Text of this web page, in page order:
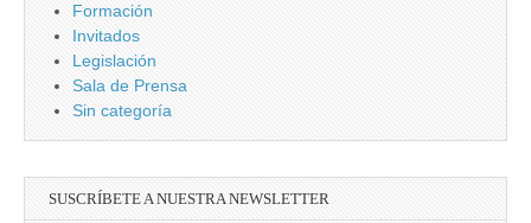
Formación
Invitados
Legislación
Sala de Prensa
Sin categoría
SUSCRÍBETE A NUESTRA NEWSLETTER